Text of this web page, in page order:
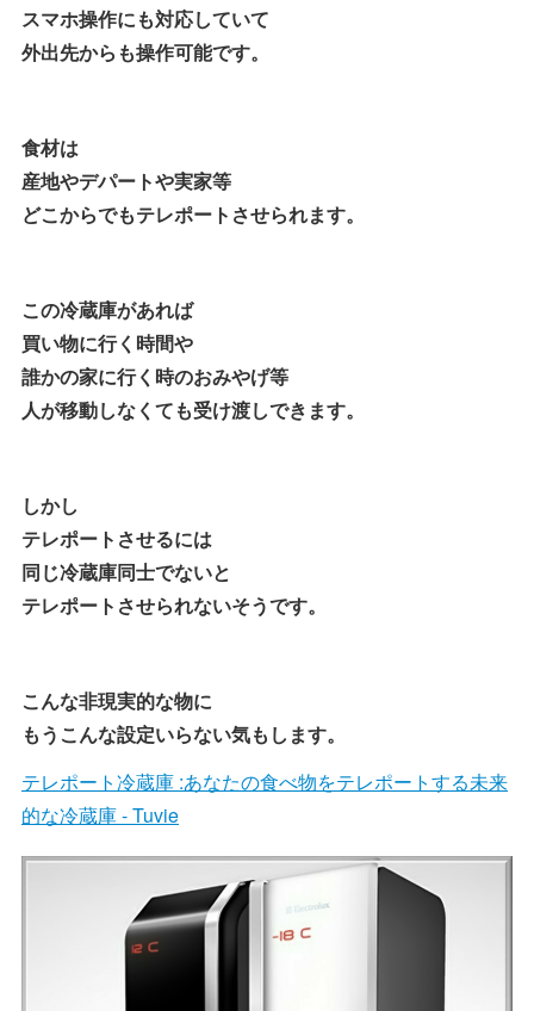
スマホ操作にも対応していて
外出先からも操作可能です。
食材は
産地やデパートや実家等
どこからでもテレポートさせられます。
この冷蔵庫があれば
買い物に行く時間や
誰かの家に行く時のおみやげ等
人が移動しなくても受け渡しできます。
しかし
テレポートさせるには
同じ冷蔵庫同士でないと
テレポートさせられないそうです。
こんな非現実的な物に
もうこんな設定いらない気もします。
テレポート冷蔵庫 :あなたの食べ物をテレポートする未来
的な冷蔵庫 - Tuvie